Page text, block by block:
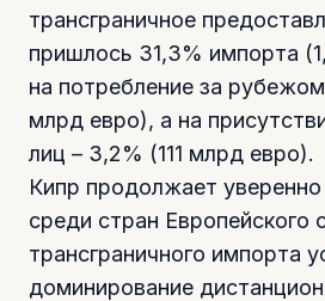
трансграничное
пришлось 31,3% импорта
на потребление за
млрд евро), а на
лиц – 3,2% (111 млрд евро).
Кипр продолжает
среди стран Европейского
трансграничного импорта
доминирование